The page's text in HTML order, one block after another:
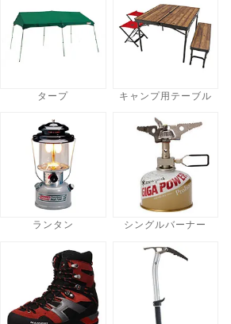
タープ キャンプ用テーブル
ランタン シングルバーナー